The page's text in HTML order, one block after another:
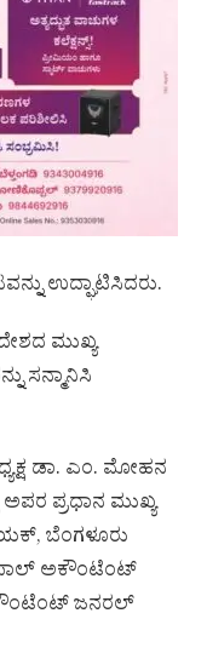
ಉದ್ಘಾಟಿಸಿದರು.
ಮುಖ್ಯ
ಸನ್ಮಾನಿಸಿ
ಡಾ. ಎಂ. ಮೋಹನ
ಅಪರ ಪ್ರಧಾನ ಮುಖ್ಯ
ಬೆಂಗಳೂರು
ಅಕೌಂಟೆಂಟ್
ಜನರಲ್